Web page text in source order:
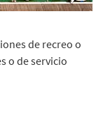
de recreo o
o de servicio